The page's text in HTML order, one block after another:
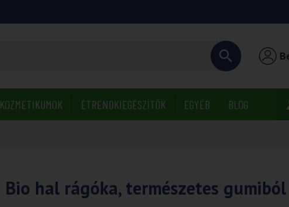
KOZMETIKUMOK ÉTRENDKIEGÉSZÍTŐK EGYÉB BLOG
Bio hal rágóka, természetes gumiból